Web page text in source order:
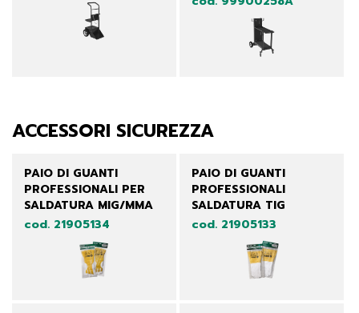
ACCESSORI SICUREZZA
PAIO DI GUANTI
PROFESSIONALI PER
SALDATURA MIG/MMA
cod. 21905134
PAIO DI GUANTI
PROFESSIONALI
SALDATURA TIG
cod. 21905133